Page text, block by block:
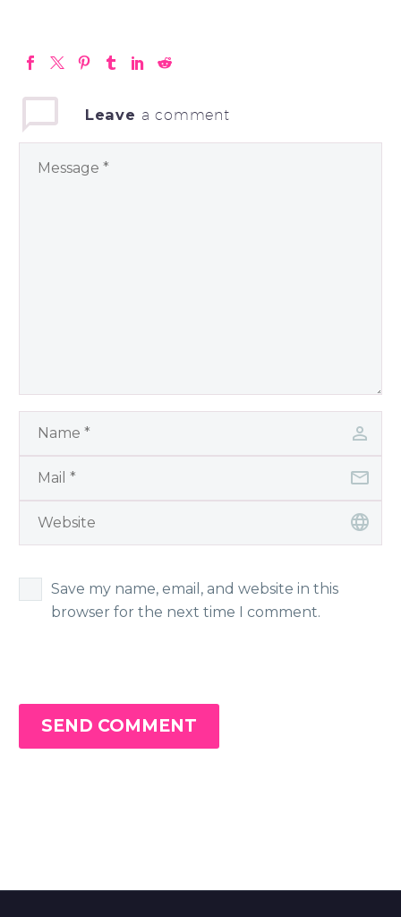
Leave a comment
Save my name, email, and website in this
browser for the next time I comment.
SEND COMMENT